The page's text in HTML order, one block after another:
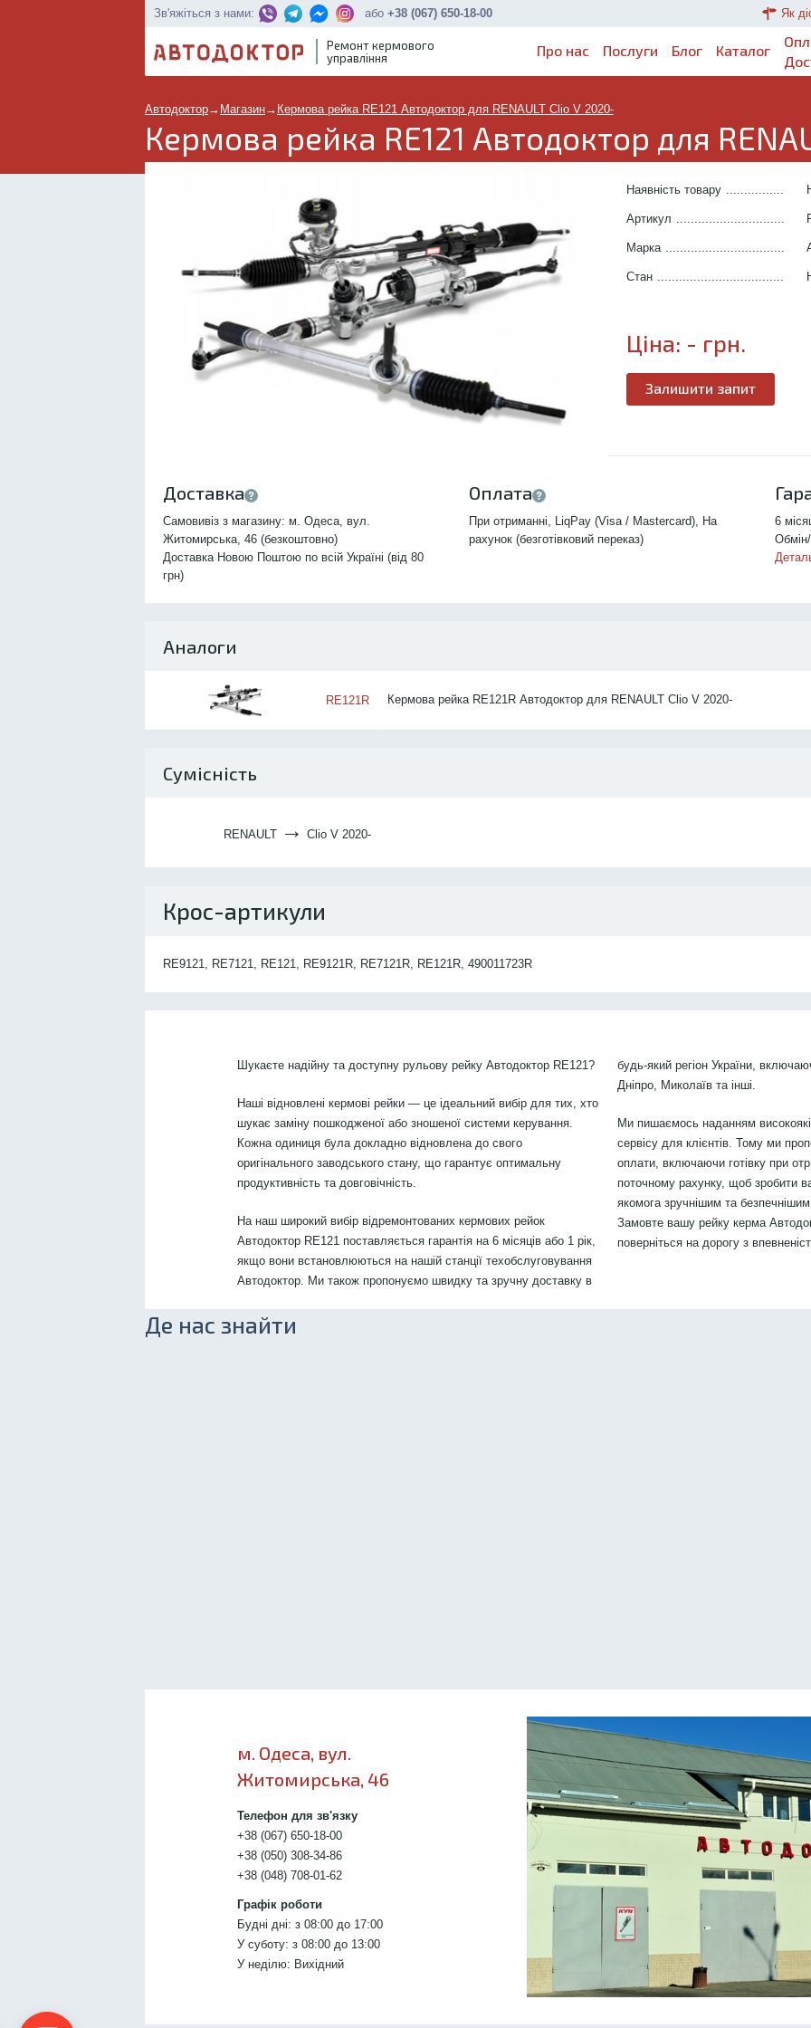
Зв'яжіться з нами: або +38 (067) 650-18-00 Як
Ремонт кермового
управління
Про нас Послуги Блог Каталог
Автодоктор→ Магазин→ Кермова рейка RE121 Автодоктор для RENAULT Clio V 2020-
Кермова рейка RE121 Автодоктор для
Наявність товару
Артикул
Марка
Стан
Ціна: - грн.
Залишити запит
Доставка
Самовивіз з магазину: м. Одеса, вул.
Житомирська, 46 (безкоштовно)
Доставка Новою Поштою по всій Україні (від 80
грн)
Оплата
При отриманні, LiqPay (Visa / Mastercard), На
рахунок (безготівковий переказ)
6
Аналоги
RE121R Кермова рейка RE121R Автодоктор для RENAULT Clio V 2020-
Сумісність
RENAULT → Clio V 2020-
Крос-артикули
RE9121, RE7121, RE121, RE9121R, RE7121R, RE121R, 490011723R
Шукаєте надійну та доступну рульову рейку Автодоктор RE121?
Наші відновлені кермові рейки — це ідеальний вибір для тих, хто
шукає заміну пошкодженої або зношеної системи керування.
Кожна одиниця була докладно відновлена до свого
оригінального заводського стану, що гарантує оптимальну
продуктивність та довговічність.
На наш широкий вибір відремонтованих кермових рейок
Автодоктор RE121 поставляється гарантія на 6 місяців або 1 рік,
якщо вони встановлюються на нашій станції техобслуговування
Автодоктор. Ми також пропонуємо швидку та зручну доставку в
будь-який регіон України,
Дніпро, Миколаїв та інші.
Ми пишаємось наданням
сервісу для клієнтів. Тому ми
оплати, включаючи готівку при
поточному рахунку, щоб зробити
якомога зручнішим та
Замовте вашу рейку керма
поверніться на дорогу з
Де нас знайти
м. Одеса, вул.
Житомирська, 46
Телефон для зв'язку
+38 (067) 650-18-00
+38 (050) 308-34-86
+38 (048) 708-01-62
Графік роботи
Будні дні: з 08:00 до 17:00
У суботу: з 08:00 до 13:00
У неділю: Вихідний